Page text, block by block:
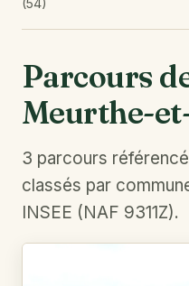
(54)
Parcours
Meurthe-
3 parcours
classés par
INSEE (NAF 9311Z).